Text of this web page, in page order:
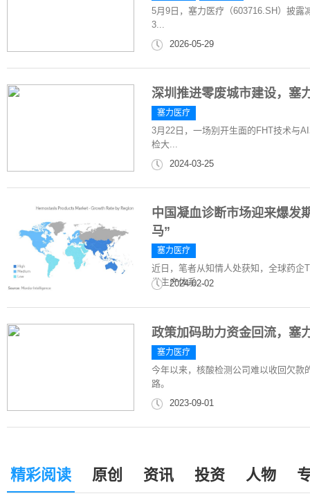
5月9日，塞力医疗（603716.SH）披
3...
2026-05-29
深圳推进零废城市建设，塞
塞力医疗
3月22日，一场别开生面的FHT技术与
检大...
2024-03-25
中国凝血诊断市场迎来爆发
马”
塞力医疗
近日，笔者从知情人处获知，全球药企
发生产体系...
2024-02-02
政策加码助力资金回流，塞
塞力医疗
今年以来，核酸检测公司难以收回欠款
路。
2023-09-01
精彩阅读 原创 资讯 投资 人物